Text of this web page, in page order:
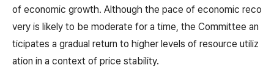
of economic growth. Although the pace of economic reco
very is likely to be moderate for a time, the Committee an
ticipates a gradual return to higher levels of resource utiliz
ation in a context of price stability.